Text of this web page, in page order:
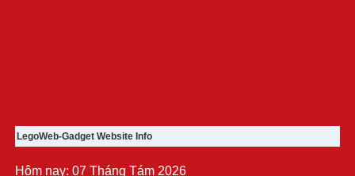
LegoWeb-Gadget Website Info
Hôm nay: 07 Tháng Tám 2026